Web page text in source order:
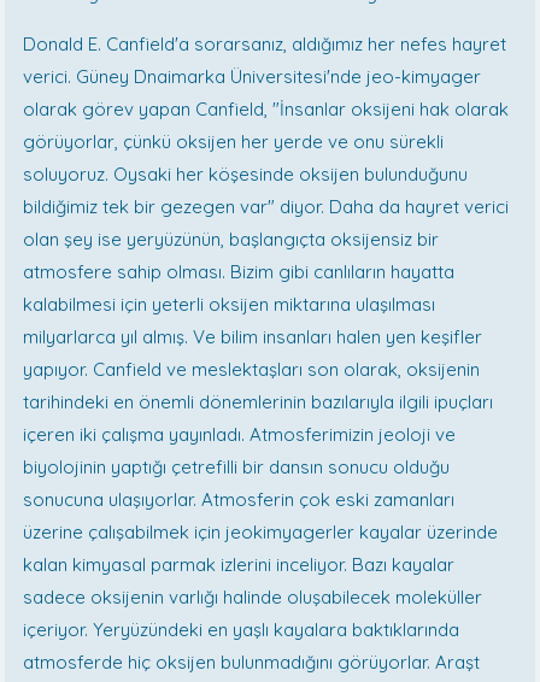
Donald E. Canfield'a sorarsanız, aldığımız her nefes hayret
verici. Güney Dnaimarka Üniversitesi'nde jeo-kimyager
olarak görev yapan Canfield, "İnsanlar oksijeni hak olarak
görüyorlar, çünkü oksijen her yerde ve onu sürekli
soluyoruz. Oysaki her köşesinde oksijen bulunduğunu
bildiğimiz tek bir gezegen var" diyor. Daha da hayret verici
olan şey ise yeryüzünün, başlangıçta oksijensiz bir
atmosfere sahip olması. Bizim gibi canlıların hayatta
kalabilmesi için yeterli oksijen miktarına ulaşılması
milyarlarca yıl almış. Ve bilim insanları halen yen keşifler
yapıyor. Canfield ve meslektaşları son olarak, oksijenin
tarihindeki en önemli dönemlerinin bazılarıyla ilgili ipuçları
içeren iki çalışma yayınladı. Atmosferimizin jeoloji ve
biyolojinin yaptığı çetrefilli bir dansın sonucu olduğu
sonucuna ulaşıyorlar. Atmosferin çok eski zamanları
üzerine çalışabilmek için jeokimyagerler kayalar üzerinde
kalan kimyasal parmak izlerini inceliyor. Bazı kayalar
sadece oksijenin varlığı halinde oluşabilecek moleküller
içeriyor. Yeryüzündeki en yaşlı kayalara baktıklarında
atmosferde hiç oksijen bulunmadığını görüyorlar. Araşt